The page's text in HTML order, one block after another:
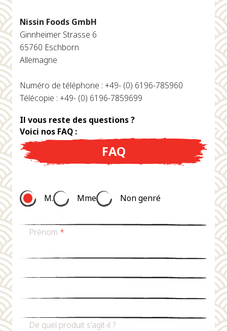
Nissin Foods GmbH
Ginnheimer Strasse 6
65760 Eschborn
Allemagne
Numéro de téléphone : +49- (0) 6196-785960
Télécopie : +49- (0) 6196-7859699
Il vous reste des questions ?
Voici nos FAQ :
FAQ
M. Mme Non genré
Prénom *
De quel produit s'agit-il ?